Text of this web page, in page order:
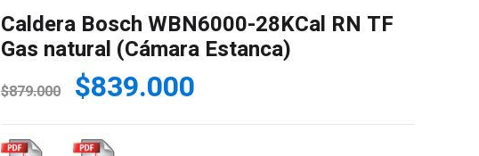
Caldera Bosch WBN6000-28KCal RN TF
Gas natural (Cámara Estanca)
$879.000 El
original
$839.000